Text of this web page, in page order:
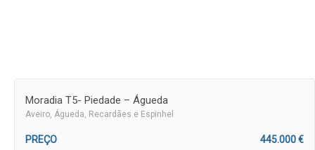
Moradia T5- Piedade – Águeda
Aveiro , Águeda, Recardães e Espinhel
PREÇO 445.000 €